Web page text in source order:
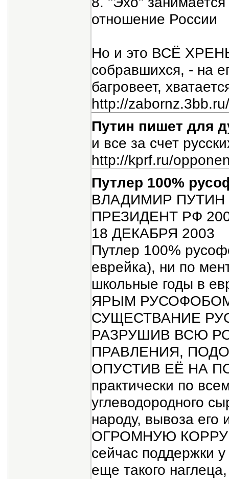
отношение России
Но и это ВСЁ
собравшихся, - на
багровеет,
http://
Путин пишет для
и все за счет
http://kprf.ru/
Путлер 100%
ВЛАДИМИР ПУТИН
ПРЕЗИДЕНТ РФ
18 ДЕКАБРЯ 2003
Путлер 100%
еврейка), ни по
школьные годы в
ЯРЫМ РУСОФОБОМ
СУЩЕСТВАНИЕ
РАЗРУШИВ ВСЮ
ПРАВЛЕНИЯ,
ОПУСТИВ ЕЁ НА
практически по
углеводородного
народу, вывоза
ОГРОМНУЮ
сейчас поддержки
еще такого